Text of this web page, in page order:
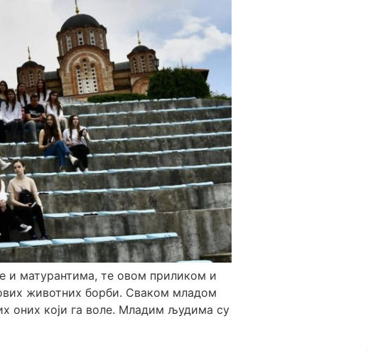
и матурантима, те овом приликом и
животних борби. Сваком младом
оних који га воле. Младим људима су